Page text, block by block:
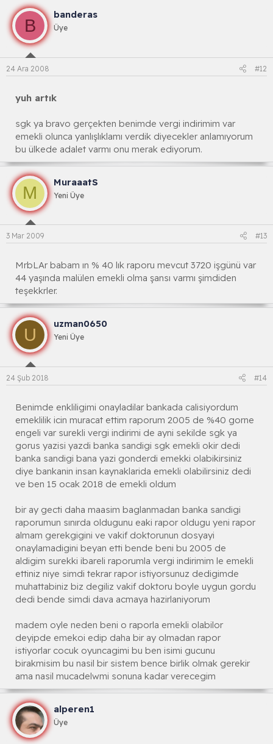
B
banderas
Üye
24 Ara 2008 #12
yuh artık
sgk ya bravo gerçekten benimde vergi indirimim var
emekli olunca yanlışlıklamı verdik diyecekler anlamıyorum
bu ülkede adalet varmı onu merak ediyorum.
M
MuraaatS
Yeni Üye
3 Mar 2009 #13
MrbLAr babam ın % 40 lık raporu mevcut 3720 işgünü var
44 yaşında malülen emekli olma şansı varmı şimdiden
teşekkrler.
U
uzman0650
Yeni Üye
24 Şub 2018 #14
Benimde enkliligimi onayladilar bankada calisiyordum
emeklilik icin muracat ettim raporum 2005 de %40 gorne
engeli var surekli vergi indirimi de ayni sekilde sgk ya
gorus yazisi yazdi banka sandigi sgk emekli okir dedi
banka sandigi bana yazi gonderdi emekki olabikirsiniz
diye bankanin insan kaynaklarida emekli olabilirsiniz dedi
ve ben 15 ocak 2018 de emekli oldum
bir ay gecti daha maasim baglanmadan banka sandigi
raporumun sınırda oldugunu eaki rapor oldugu yeni rapor
almam gerekgigini ve vakif doktorunun dosyayi
onaylamadigini beyan etti bende beni bu 2005 de
aldigim surekki ibareli raporumla vergi indirimim le emekli
ettiniz niye simdi tekrar rapor istiyorsunuz dedigimde
muhattabiniz biz degiliz vakif doktoru boyle uygun gordu
dedi bende simdi dava acmaya hazirlaniyorum
madem oyle neden beni o raporla emekli olabilor
deyipde emekoi edip daha bir ay olmadan rapor
istiyorlar cocuk oyuncagimi bu ben isimi gucunu
birakmisim bu nasil bir sistem bence birlik olmak gerekir
ama nasil mucadelwmi sonuna kadar verecegim
alperen1
Üye